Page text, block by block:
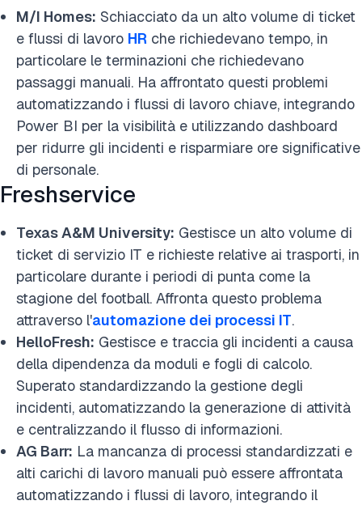
M/I Homes: Schiacciato da un alto volume di ticket
e flussi di lavoro HR che richiedevano tempo, in
particolare le terminazioni che richiedevano
passaggi manuali. Ha affrontato questi problemi
automatizzando i flussi di lavoro chiave, integrando
Power BI per la visibilità e utilizzando dashboard
per ridurre gli incidenti e risparmiare ore significative
di personale.
Freshservice
Texas A&M University: Gestisce un alto volume di
ticket di servizio IT e richieste relative ai trasporti, in
particolare durante i periodi di punta come la
stagione del football. Affronta questo problema
attraverso l'automazione dei processi IT.
HelloFresh: Gestisce e traccia gli incidenti a causa
della dipendenza da moduli e fogli di calcolo.
Superato standardizzando la gestione degli
incidenti, automatizzando la generazione di attività
e centralizzando il flusso di informazioni.
AG Barr: La mancanza di processi standardizzati e
alti carichi di lavoro manuali può essere affrontata
automatizzando i flussi di lavoro, integrando il